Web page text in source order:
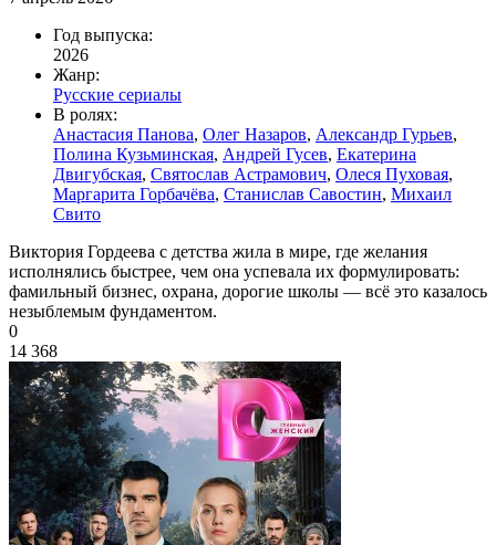
Год выпуска:
2026
Жанр:
Русские сериалы
В ролях:
Анастасия Панова, Олег Назаров, Александр Гурьев,
Полина Кузьминская, Андрей Гусев, Екатерина
Двигубская, Святослав Астрамович, Олеся Пуховая,
Маргарита Горбачёва, Станислав Савостин, Михаил
Свито
Виктория Гордеева с детства жила в мире, где желания
исполнялись быстрее, чем она успевала их формулировать:
фамильный бизнес, охрана, дорогие школы — всё это казалось
незыблемым фундаментом.
0
14 368